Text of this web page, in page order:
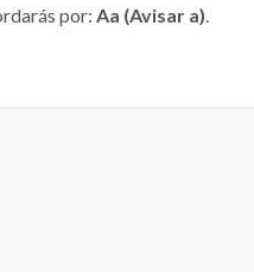
por: Aa (Avisar a).